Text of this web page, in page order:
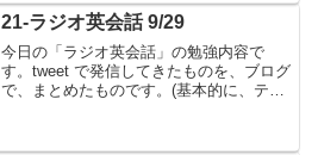
復習です。🔴「基本」・「...
21-ラジオ英会話 9/29
今日の「ラジオ英会話」の勉強内容で
す。tweet で発信してきたものを、ブログ
で、まとめたものです。(基本的に、テキ